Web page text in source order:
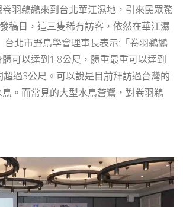
鵜鶘來到台北華江濕地，引來民眾驚
稿日，這三隻稀有訪客，依然在華江濕
市野鳥學會理事長表示:「卷羽鵜鶘
可以達到1.8公尺，體重最重可以達到
過3公尺。可以說是目前拜訪過台灣的
。而常見的大型水鳥蒼鷺，對卷羽鵜